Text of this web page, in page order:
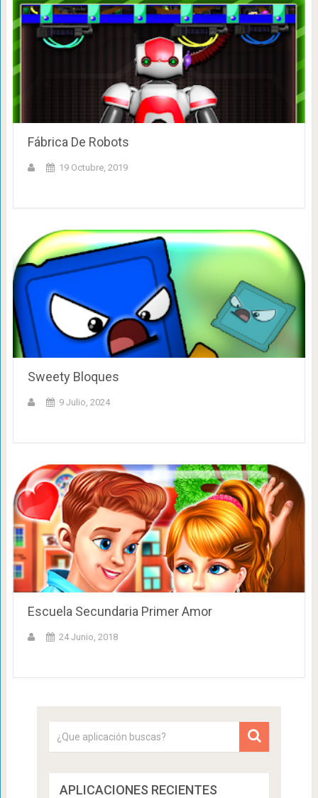
Fábrica De Robots
19 Octubre, 2019
Sweety Bloques
9 Julio, 2024
Escuela Secundaria Primer Amor
24 Junio, 2018
APLICACIONES RECIENTES